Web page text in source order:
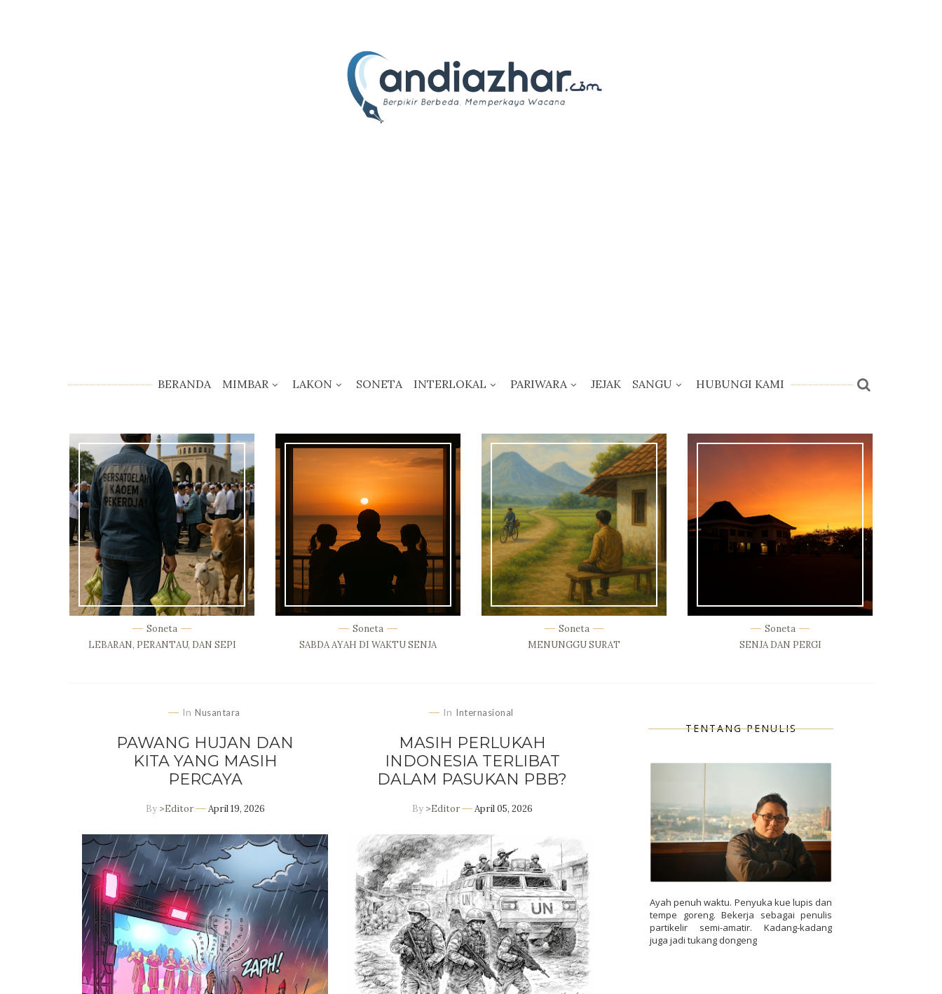
BERANDA MIMBAR LAKON SONETA INTERLOKAL PARIWARA JEJAK SANGU HUBUNGI KAMI
Soneta
LEBARAN, PERANTAU, DAN SEPI
Soneta
SABDA AYAH DI WAKTU SENJA
Soneta
MENUNGGU SURAT
Soneta
SENJA DAN PERGI
In Nusantara
PAWANG HUJAN DAN
KITA YANG MASIH
PERCAYA
By >Editor April 19, 2026
In Internasional
MASIH PERLUKAH
INDONESIA TERLIBAT
DALAM PASUKAN PBB?
By >Editor April 05, 2026
TENTANG PENULIS
Ayah penuh waktu. Penyuka kue lupis dan
tempe goreng. Bekerja sebagai penulis
partikelir semi-amatir. Kadang-kadang
juga jadi tukang dongeng